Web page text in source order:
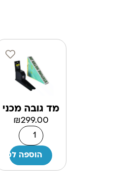
מד גובה מכני
₪299.00
הוספה לסל